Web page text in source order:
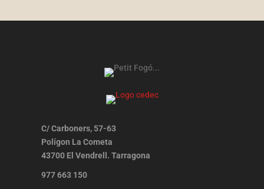
C/ Carboners, 57-63
Polígon La Cometa
43700 El Vendrell. Tarragona
977 663 150